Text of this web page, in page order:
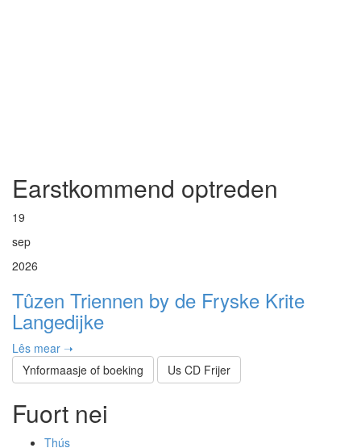
Earstkommend optreden
19
sep
2026
Tûzen Triennen by de Fryske Krite
Langedijke
Lês mear ➝
Ynformaasje of boeking
Us CD Frijer
Fuort nei
Thús